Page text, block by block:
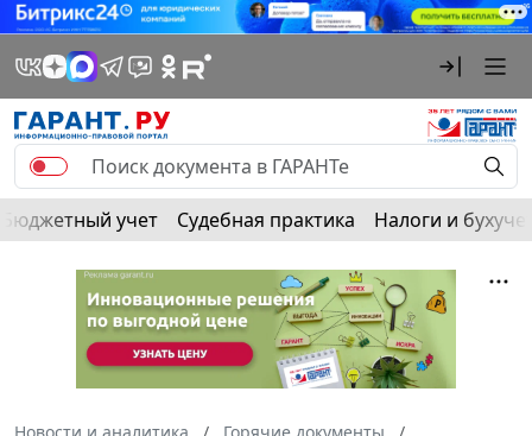
Бюджетный учет Судебная практика Налоги и